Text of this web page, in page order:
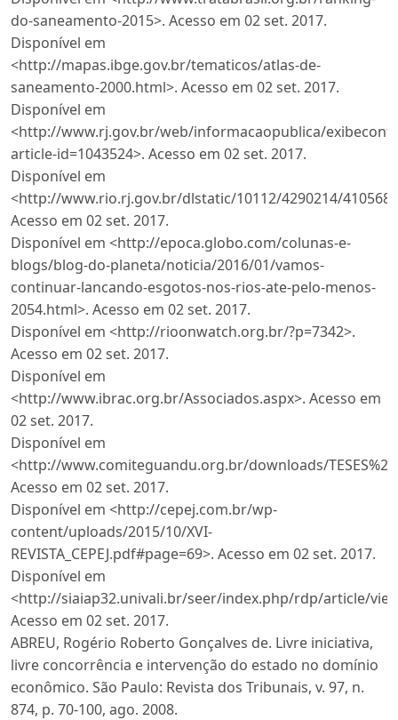
do-saneamento-2015>. Acesso em 02 set. 2017.
Disponível em
<http://mapas.ibge.gov.br/tematicos/atlas-de-
saneamento-2000.html>. Acesso em 02 set. 2017.
Disponível em
<http://www.rj.gov.br/web/informacaopublica/
article-id=1043524>. Acesso em 02 set. 2017.
Disponível em
<http://www.rio.rj.gov.br/dlstatic/10112/4290214/
Acesso em 02 set. 2017.
Disponível em <http://epoca.globo.com/colunas-e-
blogs/blog-do-planeta/noticia/2016/01/vamos-
continuar-lancando-esgotos-nos-rios-ate-pelo-menos-
2054.html>. Acesso em 02 set. 2017.
Disponível em <http://rioonwatch.org.br/?p=7342>.
Acesso em 02 set. 2017.
Disponível em
<http://www.ibrac.org.br/Associados.aspx>. Acesso em
02 set. 2017.
Disponível em
<http://www.comiteguandu.org.br/downloads/
Acesso em 02 set. 2017.
Disponível em <http://cepej.com.br/wp-
content/uploads/2015/10/XVI-
REVISTA_CEPEJ.pdf#page=69>. Acesso em 02 set. 2017.
Disponível em
<http://siaiap32.univali.br/seer/index.php/rdp/article/
Acesso em 02 set. 2017.
ABREU, Rogério Roberto Gonçalves de. Livre iniciativa,
livre concorrência e intervenção do estado no domínio
econômico. São Paulo: Revista dos Tribunais, v. 97, n.
874, p. 70-100, ago. 2008.